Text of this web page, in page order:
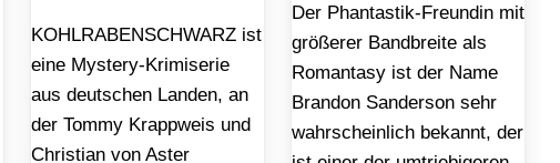
KOHLRABENSCHWARZ ist
eine Mystery-Krimiserie
aus deutschen Landen, an
der Tommy Krappweis und
Christian von Aster
Der Phantastik-Freundin mit
größerer Bandbreite als
Romantasy ist der Name
Brandon Sanderson sehr
wahrscheinlich bekannt, der